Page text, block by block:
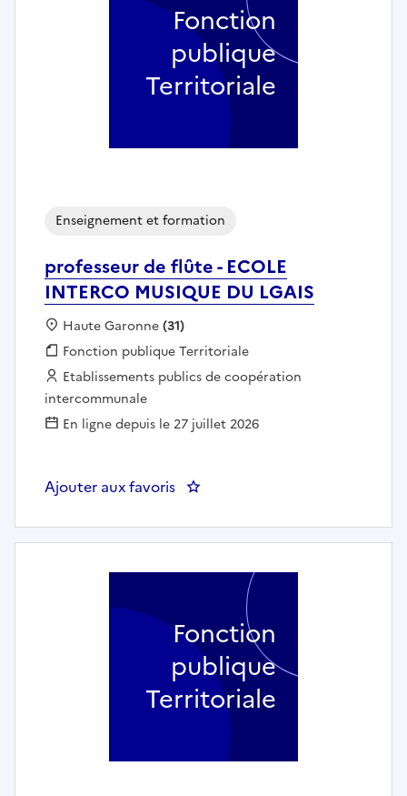
professeur de flûte - ECOLE
INTERCO MUSIQUE DU LGAIS
Enseignement et formation
Localisation :
Haute Garonne(31)
Fonction publique :
Fonction publique Territoriale
Employeur :
Etablissements publics de coopération
intercommunale
En ligne depuis le 27 juillet 2026
Ajouter aux favoris : professeur de flûte - ECOLE
Fonction
publique
Territoriale
Fonction
publique
Territoriale